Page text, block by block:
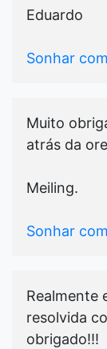
Eduardo
Sonhar
Muito
atrás da
Meiling.
Sonhar
Realmente
resolvida
obrigado!!!